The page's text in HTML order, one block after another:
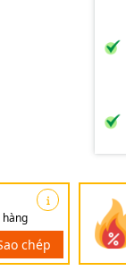
hàng
chép